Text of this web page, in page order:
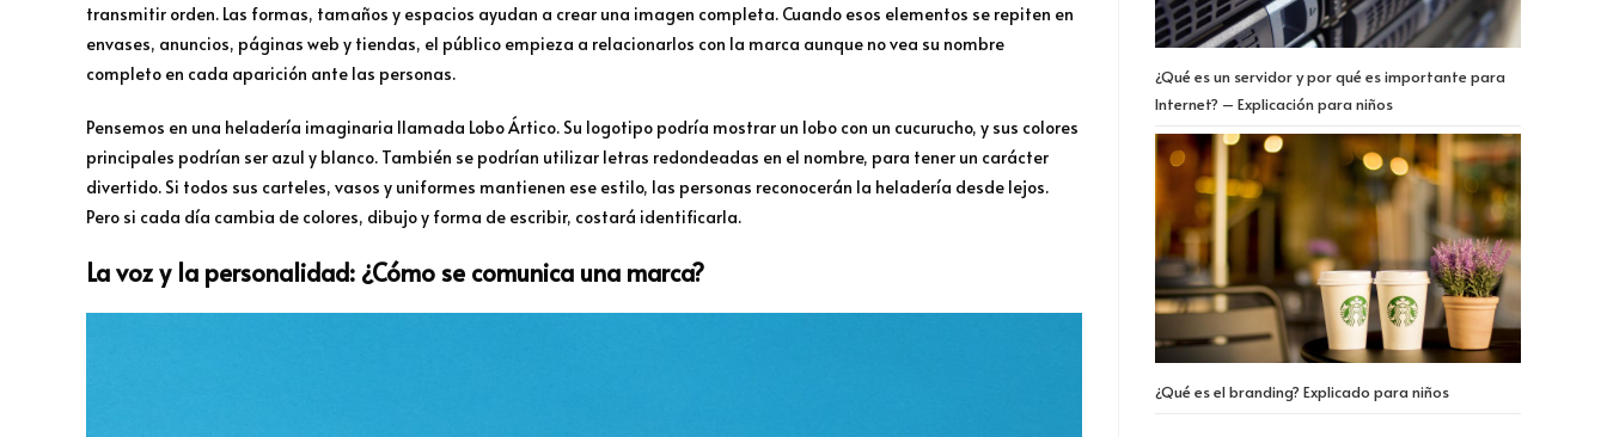
transmitir orden. Las formas, tamaños y espacios ayudan a crear una imagen completa. Cuando esos elementos se repiten en
envases, anuncios, páginas web y tiendas, el público empieza a relacionarlos con la marca aunque no vea su nombre
completo en cada aparición ante las personas.
Pensemos en una heladería imaginaria llamada Lobo Ártico. Su logotipo podría mostrar un lobo con un cucurucho, y sus colores
principales podrían ser azul y blanco. También se podrían utilizar letras redondeadas en el nombre, para tener un carácter
divertido. Si todos sus carteles, vasos y uniformes mantienen ese estilo, las personas reconocerán la heladería desde lejos.
Pero si cada día cambia de colores, dibujo y forma de escribir, costará identificarla.
La voz y la personalidad: ¿Cómo se comunica una marca?
¿Qué es un servidor y por qué es importante para
Internet? – Explicación para niños
¿Qué es el branding? Explicado para niños